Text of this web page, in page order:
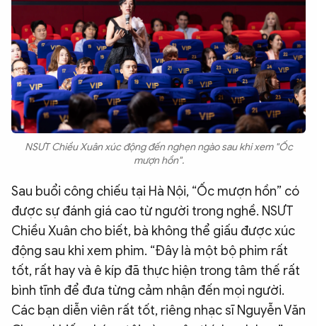
NSƯT Chiều Xuân xúc động đến nghẹn ngào sau khi xem "Ốc
mượn hồn".
Sau buổi công chiếu tại Hà Nội, “Ốc mượn hồn” có
được sự đánh giá cao từ người trong nghề. NSƯT
Chiều Xuân cho biết, bà không thể giấu được xúc
động sau khi xem phim. “Đây là một bộ phim rất
tốt, rất hay và ê kíp đã thực hiện trong tâm thế rất
bình tĩnh để đưa từng cảm nhận đến mọi người.
Các bạn diễn viên rất tốt, riêng nhạc sĩ Nguyễn Văn